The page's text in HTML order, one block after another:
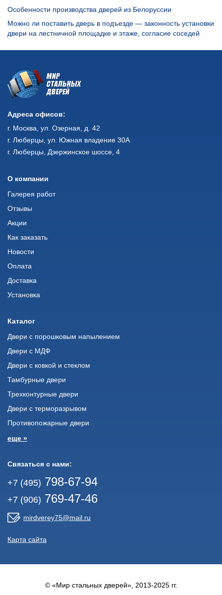
Особенности производства дверей из Белоруссии
Можно ли поставить дверь в подъезде — законность установки
двери на лестничной площадке и этаже, согласие соседей
Адреса офисов:
г. Москва, ул. Озерная, д. 42
г. Люберцы, ул. Южная владение 30А
г. Люберцы, Дзержинское шоссе, 4
О компании
Галерея работ
Отзывы
Акции
Как заказать
Новости
Оплата
Доставка
Установка
Каталог
Двери с порошковым напылением
Двери с МДФ
Двери с ковкой и стеклом
Тамбурные двери
Трехконтурные двери
Двери с терморазрывом
Противопожарные двери
еще »
Связаться с нами:
+7 (495) 798-67-94
+7 (906) 769-47-46
mirdverey75@mail.ru
Карта сайта
© «Мир стальных дверей», 2013-2025 гг.